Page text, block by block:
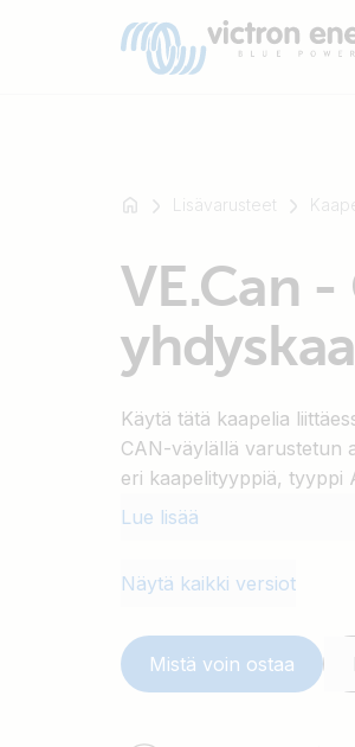
Lisävarusteet
VE.Can
Käytä tätä kaapelia
CAN-väylällä varustetun
eri kaapelityyppiä, tyyppi
tarvittavasta
Lue lisää
Näytä kaikki versiot
Mistä voin ostaa